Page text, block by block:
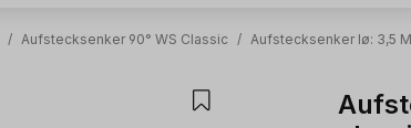
/ Aufstecksenker 90° WS Classic / Aufstecksenker Iø: 3,5